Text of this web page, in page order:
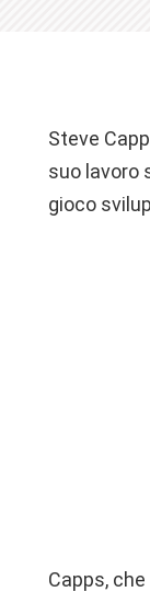
Steve
suo lavoro
gioco
Capps,